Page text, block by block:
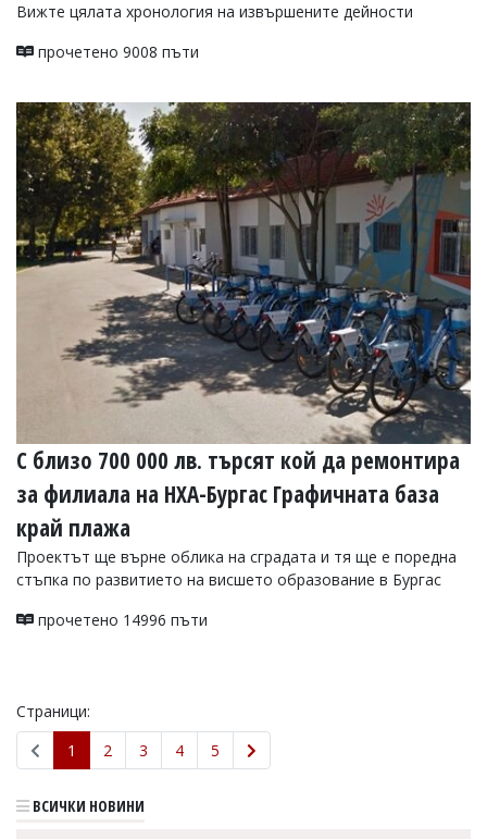
Вижте цялата хронология на извършените дейности
прочетено 9008 пъти
С близо 700 000 лв. търсят кой да ремонтира
за филиала на НХА-Бургас Графичната база
край плажа
Проектът ще върне облика на сградата и тя ще е поредна
стъпка по развитието на висшето образование в Бургас
прочетено 14996 пъти
Страници:
1
2 3 4 5
ВСИЧКИ НОВИНИ